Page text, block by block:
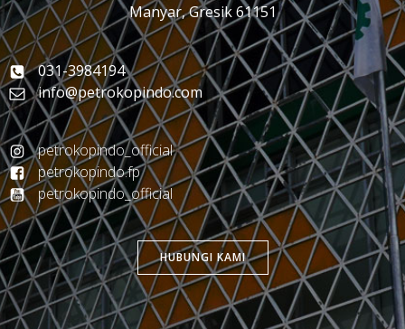
Manyar, Gresik 61151
031-3984194
info@petrokopindo.com
petrokopindo_official
petrokopindo.fp
petrokopindo_official
HUBUNGI KAMI